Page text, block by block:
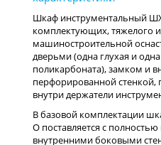
Шкаф инструментальный
комплектующих, тяжелого
машиностроительной
дверьми (одна глухая и
поликарбоната), замком и
перфорированной
внутри держатели
В базовой комплектации
О поставляется с
внутренними боковыми